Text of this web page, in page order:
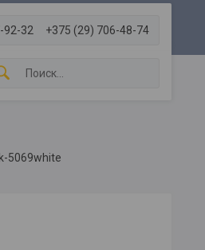
92-32 +375 (29) 706-48-74
5069white